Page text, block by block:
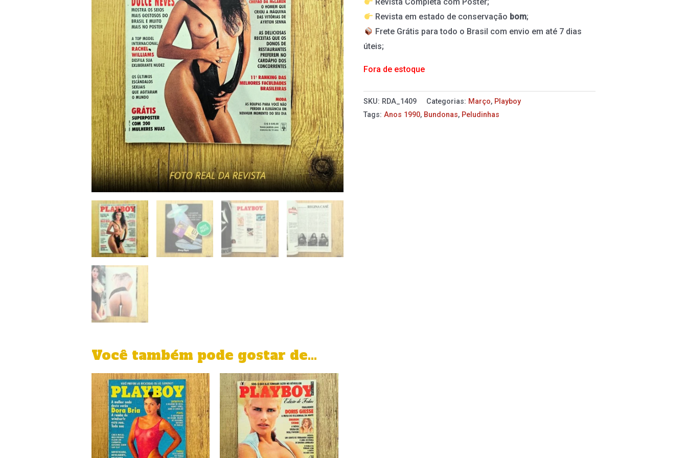
Revista em estado de conservação bom;
Frete Grátis para todo o Brasil com envio em até 7 dias
úteis;
Fora de estoque
SKU: RDA_1409 Categorias: Março, Playboy
Tags:Anos 1990, Bundonas, Peludinhas
Você também pode gostar de…